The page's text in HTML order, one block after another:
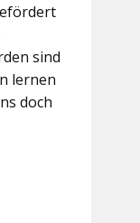
sind
lernen
doch